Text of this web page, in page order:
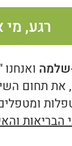
רגע, מי
שלמה ואנחנו
יחד אנחנו מובילות,